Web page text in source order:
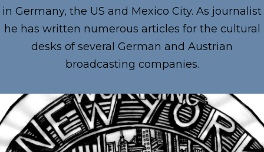
in Germany, the US and Mexico City. As journalist
he has written numerous articles for the cultural
desks of several German and Austrian
broadcasting companies.